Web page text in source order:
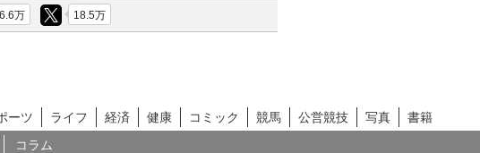
6.6万 18.5万
ーツ ライフ 経済 健康 コミック 競馬 公営競技 写真
書籍
コラム